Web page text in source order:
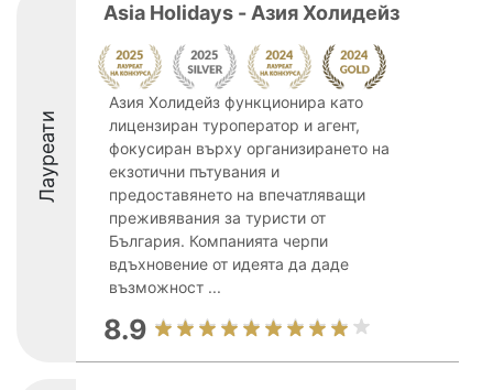
Лауреати
Asia Holidays - Азия Холидейз
Азия Холидейз функционира като
лицензиран туроператор и агент,
фокусиран върху организирането на
екзотични пътувания и
предоставянето на впечатляващи
преживявания за туристи от
България. Компанията черпи
вдъхновение от идеята да даде
възможност ...
8.9